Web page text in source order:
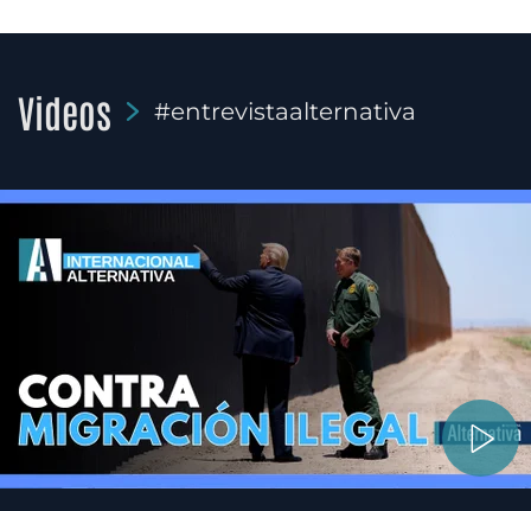
Videos #entrevistaalternativa